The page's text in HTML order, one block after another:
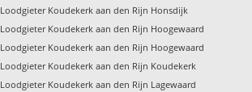
Loodgieter Koudekerk aan den Rijn Honsdijk
Loodgieter Koudekerk aan den Rijn Hoogewaard
Loodgieter Koudekerk aan den Rijn Hoogewaard
Loodgieter Koudekerk aan den Rijn Koudekerk
Loodgieter Koudekerk aan den Rijn Lagewaard